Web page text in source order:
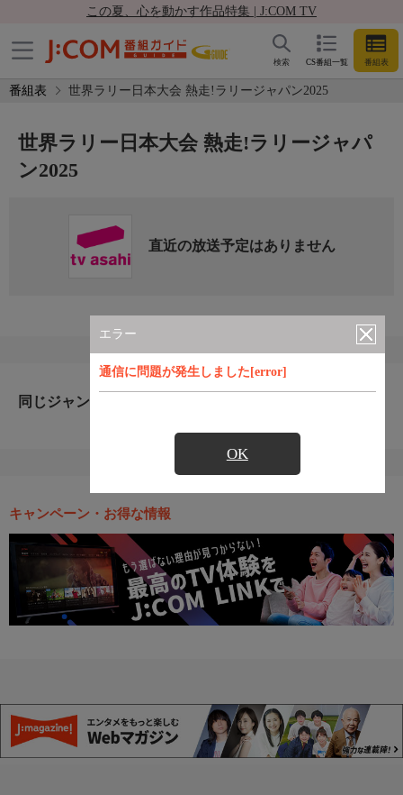
この夏、心を動かす作品特集 | J:COM TV
CS番組一覧 番組表
検索
番組表 世界ラリー日本大会 熱走!ラリージャパン2025
エラー
通信に問題が発生しました[error]
OK
世界ラリー日本大会 熱走!ラリージャパ
ン2025
直近の放送予定はありません
同じジャンルのおすすめ番組
キャンペーン・お得な情報